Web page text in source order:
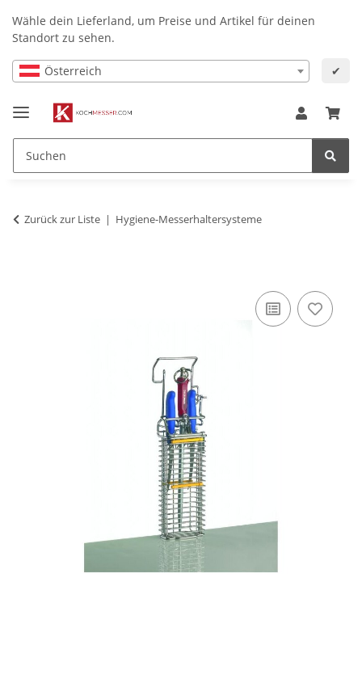
Wähle dein Lieferland, um Preise und Artikel für deinen
Standort zu sehen.
Österreich ✔
Zurück zur Liste Hygiene-Messerhaltersysteme